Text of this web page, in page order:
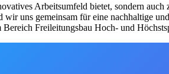
Arbeitsumfeld bietet, sondern
uns gemeinsam für eine nachhaltige
Freileitungsbau Hoch- und